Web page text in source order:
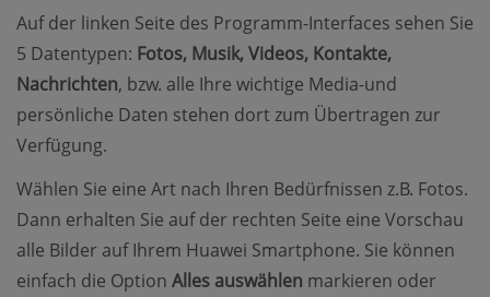
Auf der linken Seite des Programm-Interfaces sehen Sie
5 Datentypen: Fotos, Musik, Videos, Kontakte,
Nachrichten, bzw. alle Ihre wichtige Media-und
persönliche Daten stehen dort zum Übertragen zur
Verfügung.
Wählen Sie eine Art nach Ihren Bedürfnissen z.B. Fotos.
Dann erhalten Sie auf der rechten Seite eine Vorschau
alle Bilder auf Ihrem Huawei Smartphone. Sie können
einfach die Option Alles auswählen markieren oder